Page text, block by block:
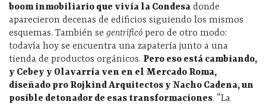
boom inmobiliario que vivía la Condesa donde
aparecieron decenas de edificios siguiendo los mismos
esquemas. También se gentrificó pero de otro modo:
todavía hoy se encuentra una zapatería junto a una
tienda de productos orgánicos. Pero eso está cambiando,
y Cebey y Olavarría ven en el Mercado Roma,
diseñado pro Rojkind Arquitectos y Nacho Cadena, un
posible detonador de esas transformaciones. “La